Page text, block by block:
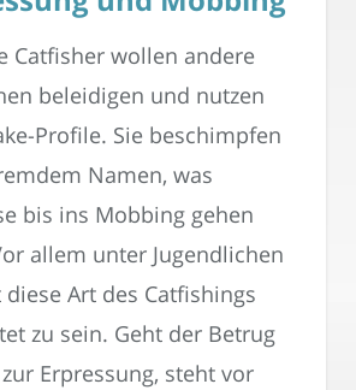
Catfisher wollen andere
beleidigen und nutzen
Profile. Sie beschimpfen
Namen, was
bis ins Mobbing gehen
allem unter Jugendlichen
Art des Catfishings
zu sein. Geht der Betrug
Erpressung, steht vor